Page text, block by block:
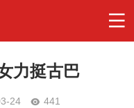
力挺古巴
24 441